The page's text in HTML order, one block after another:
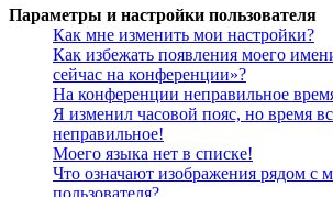
Параметры и настройки пользователя
Как мне изменить мои настройки?
Как избежать появления моего
сейчас на конференции»?
На конференции неправильное
Я изменил часовой пояс, но время
неправильное!
Моего языка нет в списке!
Что означают изображения рядом с